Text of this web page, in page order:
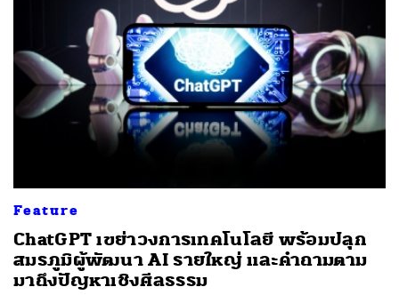
Feature
ChatGPT เขย่าวงการเทคโนโลยี พร้อมปลุก
สมรภูมิผู้พัฒนา AI รายใหญ่ และคำถามตาม
มาถึงปัญหาเชิงศีลธรรม